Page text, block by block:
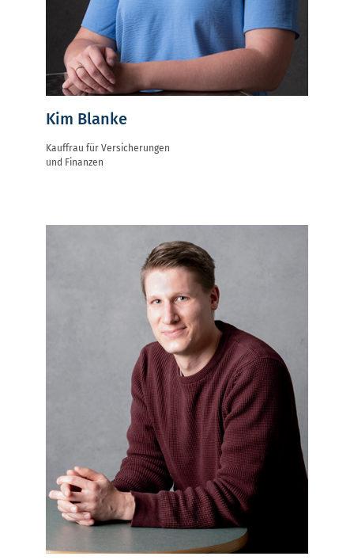
Kim Blanke
Kauffrau für Versicherungen
und Finanzen